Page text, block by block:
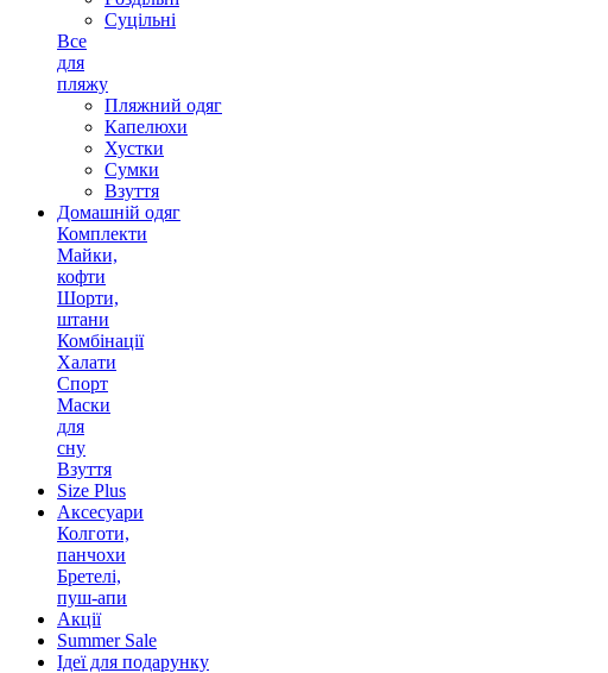
Суцільні
Все
для
пляжу
Пляжний одяг
Капелюхи
Хустки
Сумки
Взуття
Домашній одяг
Комплекти
Майки,
кофти
Шорти,
штани
Комбінації
Халати
Спорт
Маски
для
сну
Взуття
Size Plus
Аксесуари
Колготи,
панчохи
Бретелі,
пуш-апи
Акції
Summer Sale
Ідеї для подарунку